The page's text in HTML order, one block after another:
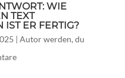
WIE
TEXT
ER FERTIG?
| Autor werden, du